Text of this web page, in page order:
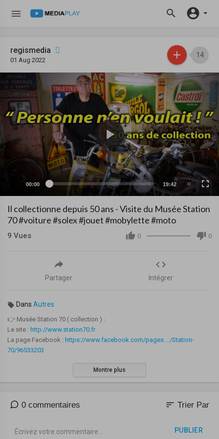
regismedia
01 Aug 2022
14
00:00 19:42 10
Il collectionne depuis 50 ans - Visite du Musée Station
70 #voiture #solex #jouet #mobylette #moto
0 0
9 Vues
Partager Intégrer
Dans Autres
👉 Musée Station 70 ( collection ) :
Le site : http://www.station70.fr
La page Facebook : https://www.facebook.com/pages..../Station-
70/96533203
Dans cette vidéo nous partons en Normandie à Osmanville ( calvados )
visiter le Musée " Station 70 "
destinés à la benne.
Montre plus
0 commentaires sort Trier Par
PUBLIER